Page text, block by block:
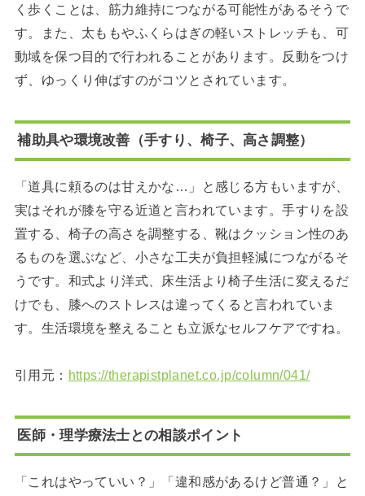
く歩くことは、筋力維持につながる可能性があるそうで
す。また、太ももやふくらはぎの軽いストレッチも、可
動域を保つ目的で行われることがあります。反動をつけ
ず、ゆっくり伸ばすのがコツとされています。
補助具や環境改善（手すり、椅子、高さ調整）
「道具に頼るのは甘えかな…」と感じる方もいますが、
実はそれが膝を守る近道と言われています。手すりを設
置する、椅子の高さを調整する、靴はクッション性のあ
るものを選ぶなど、小さな工夫が負担軽減につながるそ
うです。和式より洋式、床生活より椅子生活に変えるだ
けでも、膝へのストレスは違ってくると言われていま
す。生活環境を整えることも立派なセルフケアですね。
引用元： https://therapistplanet.co.jp/column/041/
医師・理学療法士との相談ポイント
「これはやっていい？」「違和感があるけど普通？」と